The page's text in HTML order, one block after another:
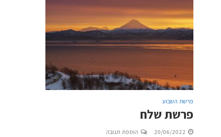
פרשת השבוע
פרשת שלח
20/06/2022 הוספת תגובה